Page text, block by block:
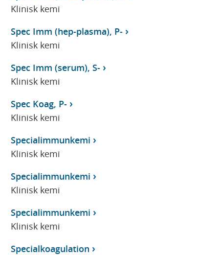
Klinisk kemi
Spec Imm (hep-plasma), P-
Klinisk kemi
Spec Imm (serum), S-
Klinisk kemi
Spec Koag, P-
Klinisk kemi
Specialimmunkemi
Klinisk kemi
Specialimmunkemi
Klinisk kemi
Specialimmunkemi
Klinisk kemi
Specialkoagulation